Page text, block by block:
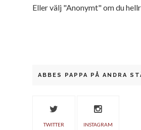
Eller välj "Anonymt" om du
ABBES PAPPA PÅ ANDRA
TWITTER INSTAGRAM